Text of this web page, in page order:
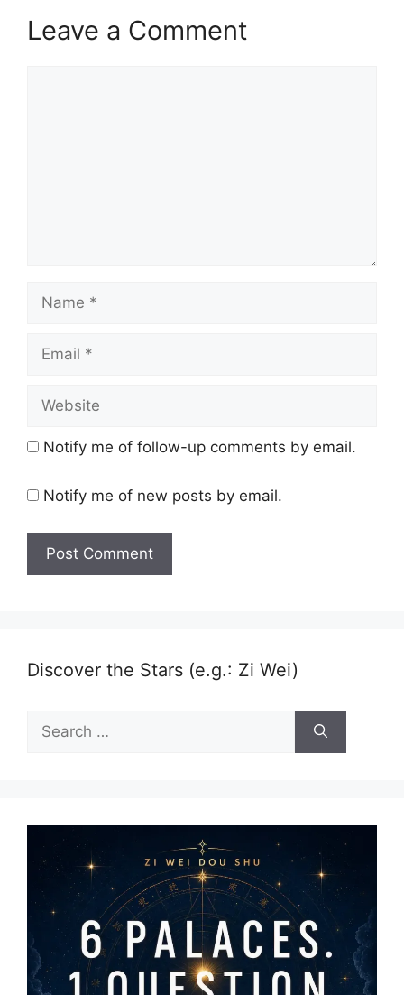
Leave a Comment
Name
Email
Website
Notify me of follow-up comments by email.
Notify me of new posts by email.
Discover the Stars (e.g.: Zi Wei)
Search
for: